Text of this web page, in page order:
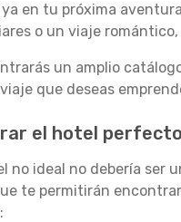
en tu próxima
o un viaje
un amplio
que deseas
el hotel
no ideal no debería ser
te permitirán